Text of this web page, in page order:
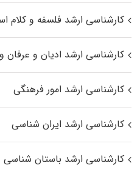
کارشناسی ارشد فلسفه و کلام
کارشناسی ارشد ادیان و
کارشناسی ارشد امور فرهنگی
کارشناسی ارشد ایران شناسی
کارشناسی ارشد باستان شناسی